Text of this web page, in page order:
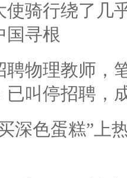
使骑行绕了几
国寻根
聘物理教师，
已叫停招聘，
深色蛋糕”上